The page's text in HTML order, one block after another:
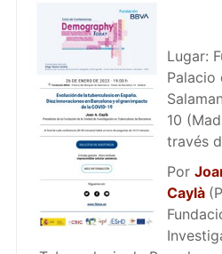
Lugar:
Palacio
10
través
Por
Caylà